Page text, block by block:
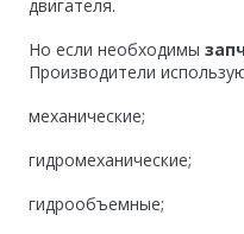
двигателя.
Но если необходимы
Производители
механические;
гидромеханические;
гидрообъемные;